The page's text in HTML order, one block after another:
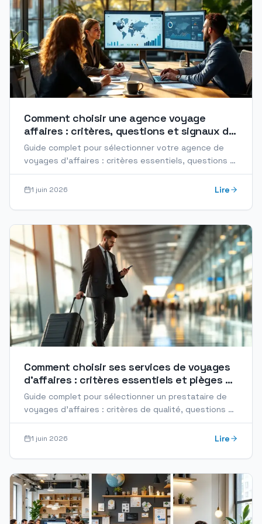
Comment choisir une agence voyage
affaires : critères, questions et signaux de
qualité
Guide complet pour sélectionner votre agence de
voyages d'affaires : critères essentiels, questions à
poser, pièges à éviter et signaux de qualité.
1 juin 2026 Lire
Comment choisir ses services de voyages
d'affaires : critères essentiels et pièges à
éviter
Guide complet pour sélectionner un prestataire de
voyages d'affaires : critères de qualité, questions à
poser, signaux d'alerte et bonnes pratiques
1 juin 2026 Lire